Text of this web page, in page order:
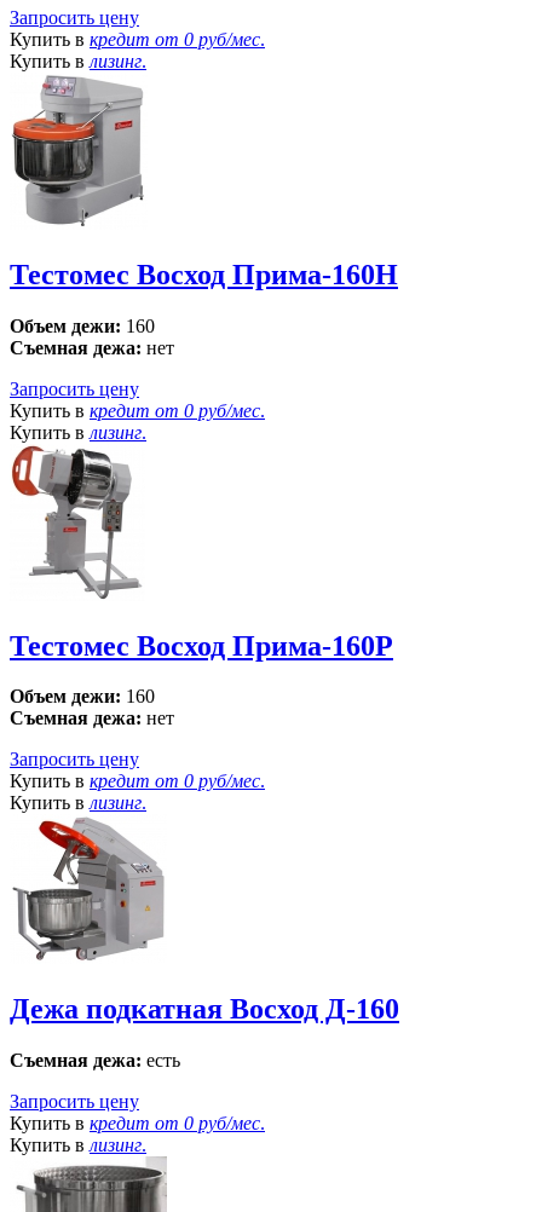
Запросить цену
Купить в кредит от 0 руб/мес.
Купить в лизинг.
Тестомес Восход Прима-160Н
Объем дежи: 160
Съемная дежа: нет
Запросить цену
Купить в кредит от 0 руб/мес.
Купить в лизинг.
Тестомес Восход Прима-160Р
Объем дежи: 160
Съемная дежа: нет
Запросить цену
Купить в кредит от 0 руб/мес.
Купить влизинг.
Дежа подкатная Восход Д-160
Съемная дежа: есть
Запросить цену
Купить в кредит от 0 руб/мес.
Купить в лизинг.